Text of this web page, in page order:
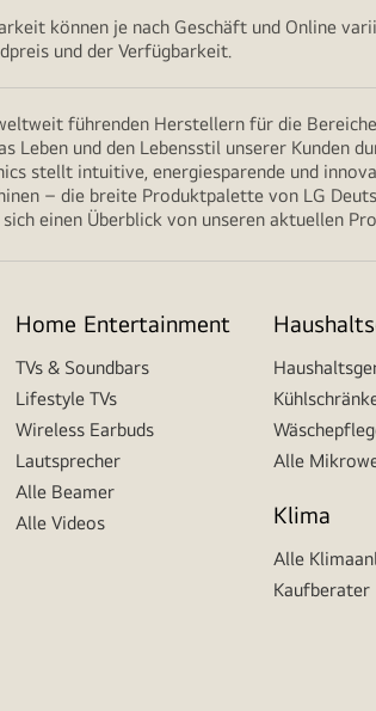
können je nach Geschäft und Online
und der Verfügbarkeit.
führenden Herstellern für die
Leben und den Lebensstil unserer
stellt intuitive, energiesparende und
– die breite Produktpalette von LG
einen Überblick von unseren aktuellen
Home Entertainment
TVs & Soundbars
Lifestyle TVs
Wireless Earbuds
Lautsprecher
Alle Beamer
Alle Videos
Alle
Klima
Alle
Kaufberater